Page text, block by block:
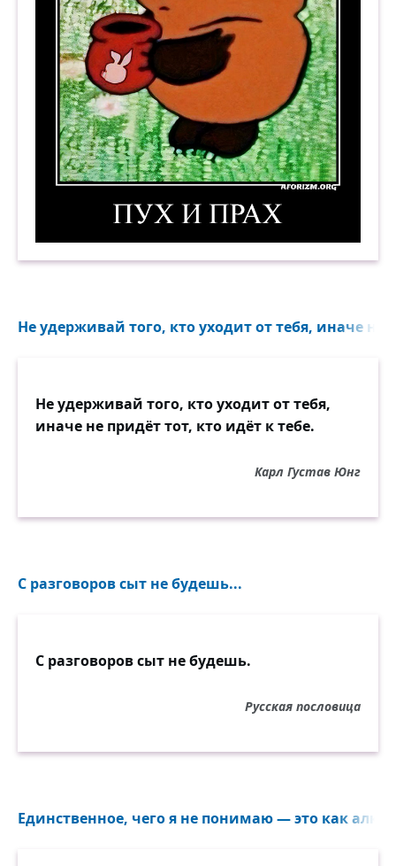
Не удерживай того, кто уходит от тебя, иначе не
Не удерживай того, кто уходит от тебя,
иначе не придёт тот, кто идёт к тебе.
Карл Густав Юнг
С разговоров сыт не будешь...
С разговоров сыт не будешь.
Русская пословица
Единственное, чего я не понимаю — это как